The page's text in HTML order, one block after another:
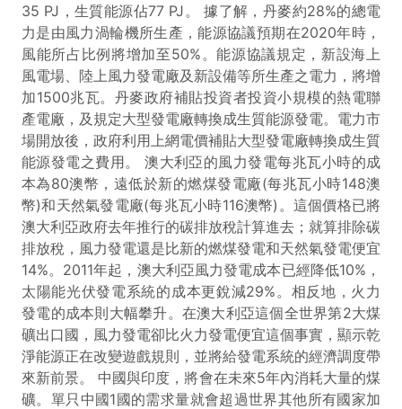
35 PJ，生質能源佔77 PJ。 據了解，丹麥約28%的總電
力是由風力渦輪機所生產，能源協議預期在2020年時，
風能所占比例將增加至50%。能源協議規定，新設海上
風電場、陸上風力發電廠及新設備等所生產之電力，將增
加1500兆瓦。丹麥政府補貼投資者投資小規模的熱電聯
產電廠，及規定大型發電廠轉換成生質能源發電。電力市
場開放後，政府利用上網電價補貼大型發電廠轉換成生質
能源發電之費用。 澳大利亞的風力發電每兆瓦小時的成
本為80澳幣，遠低於新的燃煤發電廠(每兆瓦小時148澳
幣)和天然氣發電廠(每兆瓦小時116澳幣)。這個價格已將
澳大利亞政府去年推行的碳排放稅計算進去；就算排除碳
排放稅，風力發電還是比新的燃煤發電和天然氣發電便宜
14%。2011年起，澳大利亞風力發電成本已經降低10%，
太陽能光伏發電系統的成本更銳減29%。相反地，火力
發電的成本則大幅攀升。在澳大利亞這個全世界第2大煤
礦出口國，風力發電卻比火力發電便宜這個事實，顯示乾
淨能源正在改變遊戲規則，並將給發電系統的經濟調度帶
來新前景。 中國與印度，將會在未來5年內消耗大量的煤
礦。單只中國1國的需求量就會超過世界其他所有國家加